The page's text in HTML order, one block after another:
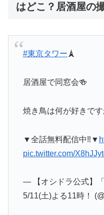
はどこ？居酒屋の
#東京タワー 🗼
居酒屋で同窓会🍻
焼き鳥は何が好きです
▼全話無料配信中‼︎▼
pic.twitter.com/
— 【オシドラ公式】
5/11(土)よる11時！